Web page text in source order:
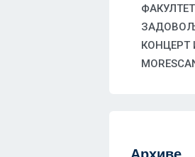
КОНЦЕРТ